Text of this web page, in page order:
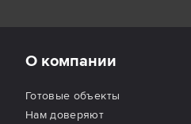
О компании
Готовые объекты
Нам доверяют